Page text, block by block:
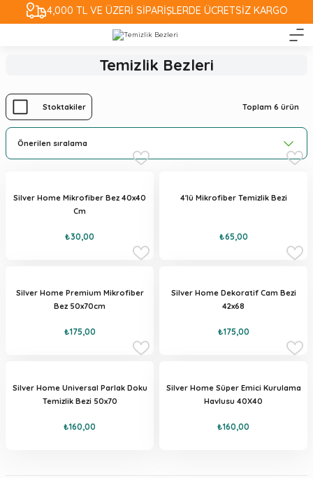
4,000 TL VE ÜZERİ SİPARİŞLERDE ÜCRETSİZ KARGO
Temizlik Bezleri
Stoktakiler Toplam 6 ürün
Silver Home Mikrofiber Bez 40x40
Cm
₺30,00
4'lü Mikrofiber Temizlik Bezi
₺65,00
Silver Home Premium Mikrofiber
Bez 50x70cm
₺175,00
Silver Home Dekoratif Cam Bezi
42x68
₺175,00
Silver Home Universal Parlak Doku
Temizlik Bezi 50x70
₺160,00
Silver Home Süper Emici Kurulama
Havlusu 40X40
₺160,00